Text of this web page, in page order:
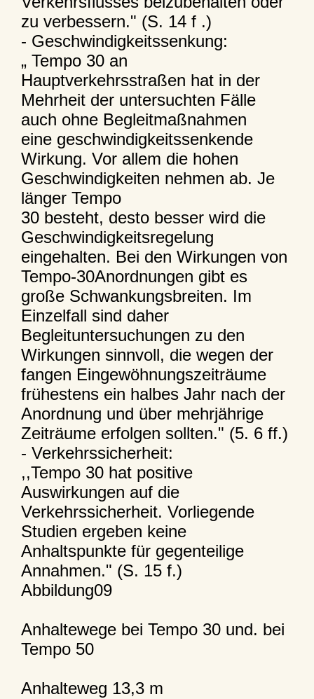
zu verbessern." (S. 14 f .)
- Geschwindigkeitssenkung:
„ Tempo 30 an
Hauptverkehrsstraßen hat in der
Mehrheit der untersuchten Fälle
auch ohne Begleitmaßnahmen
eine geschwindigkeitssenkende
Wirkung. Vor allem die hohen
Geschwindigkeiten nehmen ab. Je
länger Tempo
30 besteht, desto besser wird die
Geschwindigkeitsregelung
eingehalten. Bei den Wirkungen von
Tempo-30Anordnungen gibt es
große Schwankungsbreiten. Im
Einzelfall sind daher
Begleituntersuchungen zu den
Wirkungen sinnvoll, die wegen der
fangen Eingewöhnungszeiträume
frühestens ein halbes Jahr nach der
Anordnung und über mehrjährige
Zeiträume erfolgen sollten." (5. 6 ff.)
- Verkehrssicherheit:
,,Tempo 30 hat positive
Auswirkungen auf die
Verkehrssicherheit. Vorliegende
Studien ergeben keine
Anhaltspunkte für gegenteilige
Annahmen." (S. 15 f.)
Abbildung09
Anhaltewege bei Tempo 30 und. bei
Tempo 50
Anhalteweg 13,3 m